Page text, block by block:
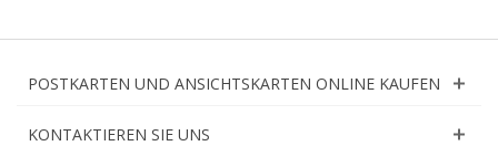
POSTKARTEN UND ANSICHTSKARTEN ONLINE KAUFEN
KONTAKTIEREN SIE UNS